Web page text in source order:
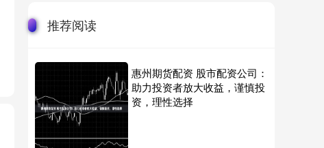
推荐阅读
惠州期货配资 股市配资公司：
助力投资者放大收益，谨慎投
资，理性选择